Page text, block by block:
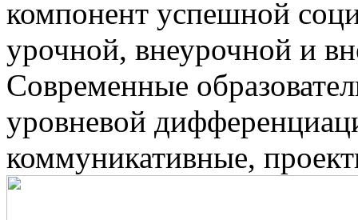
компонент успешной
урочной, внеурочной и
Современные
уровневой
коммуникативные,